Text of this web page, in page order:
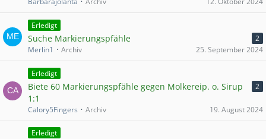
Erledigt
Suche Markierungspfähle
2
Merlin1
Archiv 25. September 2024
Erledigt
Biete 60 Markierungspfähle gegen Molkereip. o. Sirup
1:1
2
Calory5Fingers Archiv 19. August 2024
Erledigt